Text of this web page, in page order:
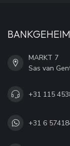
BANKGEHEIM
MARKT 7
Sas van
+31 115
+31 6